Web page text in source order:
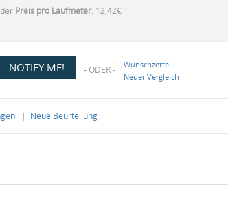
Preis pro Laufmeter. 12,42€
- ODER -
Wunschzettel
Neuer Vergleich
| Neue Beurteilung